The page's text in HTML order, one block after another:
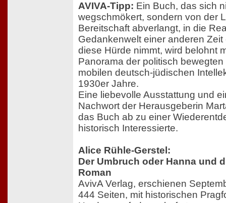
AVIVA-Tipp: Ein Buch, das sich
wegschmökert, sondern von der
Bereitschaft abverlangt, in die
Gedankenwelt einer anderen
diese Hürde nimmt, wird belohnt
Panorama der politisch
mobilen deutsch-jüdischen
1930er Jahre.
Eine liebevolle Ausstattung und
Nachwort der Herausgeberin
das Buch ab zu einer
historisch Interessierte.
Alice Rühle-Gerstel:
Der Umbruch oder Hanna und
Roman
AvivA Verlag, erschienen
444 Seiten, mit historischen